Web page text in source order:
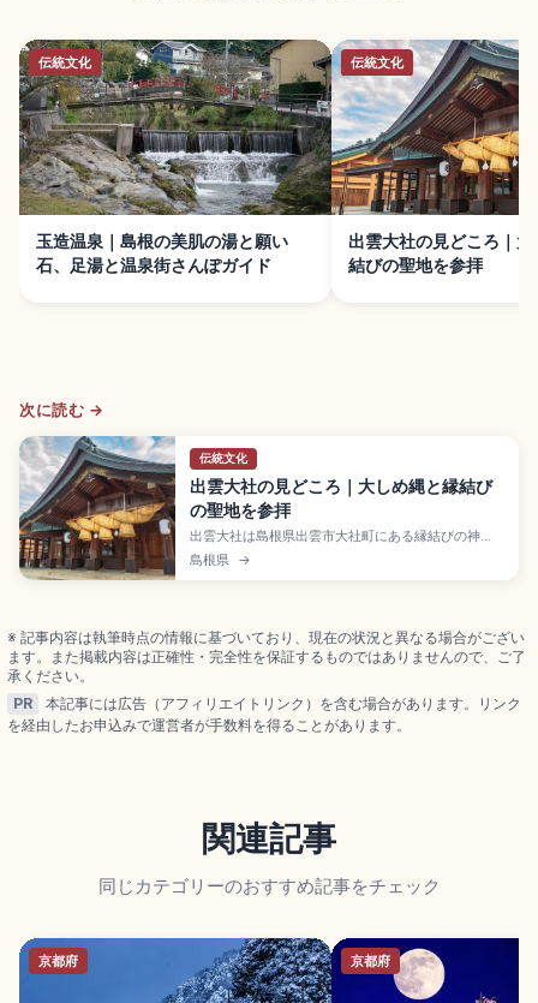
伝統文化
玉造温泉｜島根の美肌の湯と願い
石、足湯と温泉街さんぽガイド
伝統文化
出雲大社の見どころ｜
結びの聖地を参拝
次に読む →
伝統文化
出雲大社の見どころ｜大しめ縄と縁結び
の聖地を参拝
出雲大社は島根県出雲市大社町にある縁結びの神
様・大国主大神を祀る古社で、「古事記」「日本書
紀」にも記される日本最古級の神社。延享元年造営
クセスも案内します。
島根県 →
※ 記事内容は執筆時点の情報に基づいており、現在の状況と異なる場合がござい
ます。また掲載内容は正確性・完全性を保証するものではありませんので、ご了
承ください。
PR
本記事には広告（アフィリエイトリンク）を含む場合があります。リンク
を経由したお申込みで運営者が手数料を得ることがあります。
関連記事
同じカテゴリーのおすすめ記事をチェック
京都府 京都府